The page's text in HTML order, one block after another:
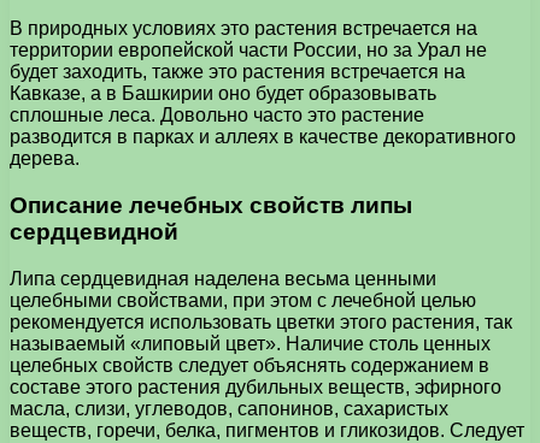
В природных условиях это растения встречается на
территории европейской части России, но за Урал не
будет заходить, также это растения встречается на
Кавказе, а в Башкирии оно будет образовывать
сплошные леса. Довольно часто это растение
разводится в парках и аллеях в качестве декоративного
дерева.
Описание лечебных свойств липы
сердцевидной
Липа сердцевидная наделена весьма ценными
целебными свойствами, при этом с лечебной целью
рекомендуется использовать цветки этого растения, так
называемый «липовый цвет». Наличие столь ценных
целебных свойств следует объяснять содержанием в
составе этого растения дубильных веществ, эфирного
масла, слизи, углеводов, сапонинов, сахаристых
веществ, горечи, белка, пигментов и гликозидов. Следует